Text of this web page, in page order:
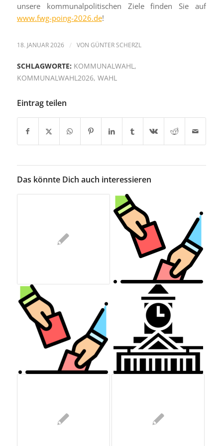
unsere kommunalpolitischen Ziele finden Sie auf
www.fwg-poing-2026.de!
18. JANUAR 2026 / VON GÜNTER SCHERZL
SCHLAGWORTE: KOMMUNALWAHL ,
KOMMUNALWAHL2026, WAHL
Eintrag teilen
Das könnte Dich auch interessieren